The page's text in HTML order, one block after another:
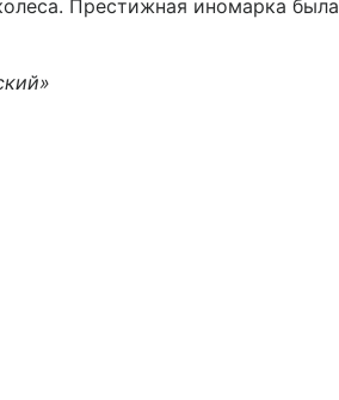
Престижная иномарка была